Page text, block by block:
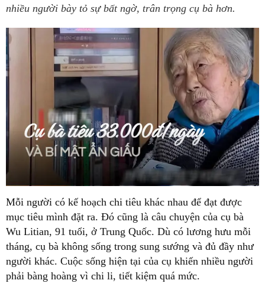
nhiều người bày tỏ sự bất ngờ, trân trọng cụ bà hơn.
Mỗi người có kế hoạch chi tiêu khác nhau để đạt được
mục tiêu mình đặt ra. Đó cũng là câu chuyện của cụ bà
Wu Litian, 91 tuổi, ở Trung Quốc. Dù có lương hưu mỗi
tháng, cụ bà không sống trong sung sướng và đủ đầy như
người khác. Cuộc sống hiện tại của cụ khiến nhiều người
phải bàng hoàng vì chi li, tiết kiệm quá mức.